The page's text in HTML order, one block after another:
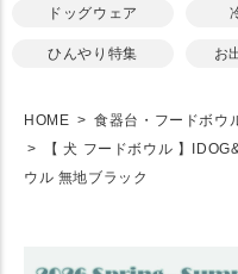
ドッグウェア
ひんやり特集 お
HOME 食器台・フードボウ
【 犬 フードボウル 】
ウル 無地ブラック